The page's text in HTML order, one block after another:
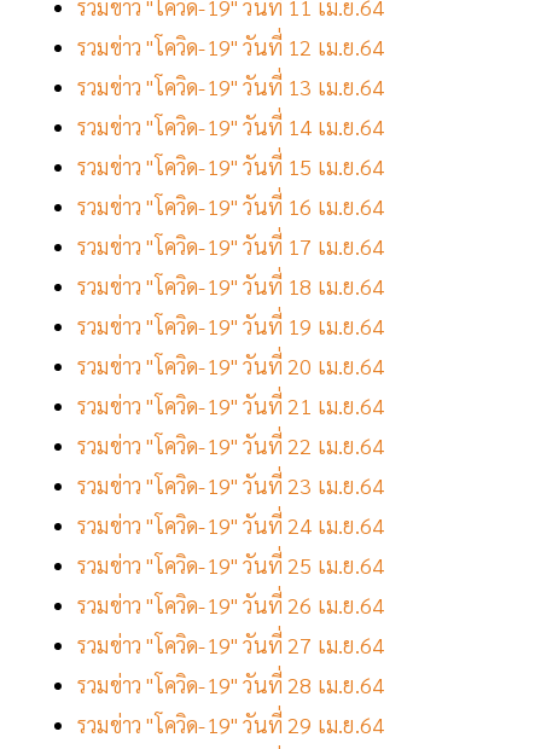
รวมข่าว "โควิด-19" วันที่ 11 เม.ย.64
รวมข่าว "โควิด-19" วันที่ 12 เม.ย.64
รวมข่าว "โควิด-19" วันที่ 13 เม.ย.64
รวมข่าว "โควิด-19" วันที่ 14 เม.ย.64
รวมข่าว "โควิด-19" วันที่ 15 เม.ย.64
รวมข่าว "โควิด-19" วันที่ 16 เม.ย.64
รวมข่าว "โควิด-19" วันที่ 17 เม.ย.64
รวมข่าว "โควิด-19" วันที่ 18 เม.ย.64
รวมข่าว "โควิด-19" วันที่ 19 เม.ย.64
รวมข่าว "โควิด-19" วันที่ 20 เม.ย.64
รวมข่าว "โควิด-19" วันที่ 21 เม.ย.64
รวมข่าว "โควิด-19" วันที่ 22 เม.ย.64
รวมข่าว "โควิด-19" วันที่ 23 เม.ย.64
รวมข่าว "โควิด-19" วันที่ 24 เม.ย.64
รวมข่าว "โควิด-19" วันที่ 25 เม.ย.64
รวมข่าว "โควิด-19" วันที่ 26 เม.ย.64
รวมข่าว "โควิด-19" วันที่ 27 เม.ย.64
รวมข่าว "โควิด-19" วันที่ 28 เม.ย.64
รวมข่าว "โควิด-19" วันที่ 29 เม.ย.64